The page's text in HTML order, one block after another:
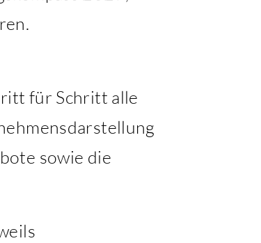
für Schritt alle
sowie die